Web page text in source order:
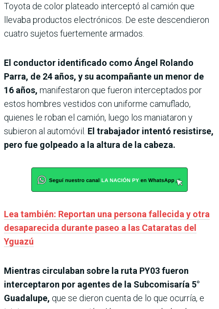
Toyota de color plateado interceptó al camión que
llevaba productos electrónicos. De este descendieron
cuatro sujetos fuertemente armados.
El conductor identificado como Ángel Rolando
Parra, de 24 años, y su acompañante un menor de
16 años, manifestaron que fueron interceptados por
estos hombres vestidos con uniforme camuflado,
quienes le roban el camión, luego los maniataron y
subieron al automóvil. El trabajador intentó resistirse,
pero fue golpeado a la altura de la cabeza.
Lea también: Reportan una persona fallecida y otra
desaparecida durante paseo a las Cataratas del
Yguazú
Mientras circulaban sobre la ruta PY03 fueron
interceptaron por agentes de la Subcomisaría 5°
Guadalupe, que se dieron cuenta de lo que ocurría, e